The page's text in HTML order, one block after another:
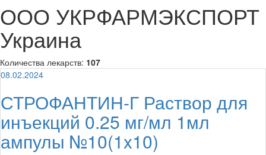
ООО УКРФАРМЭКСПОРТ
Украина
Количества лекарств: 107
08.02.2024
СТРОФАНТИН-Г Раствор для
инъекций 0.25 мг/мл 1мл
ампулы №10(1x10)